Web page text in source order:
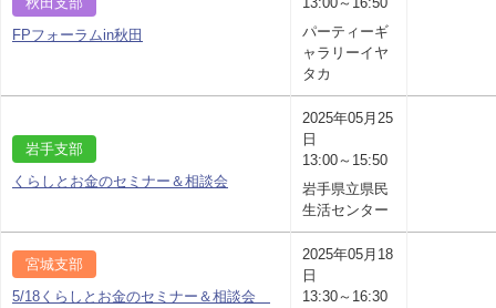
FPフォーラムin秋田
パーティーギ
ャラリーイヤ
タカ
岩手支部
くらしとお金のセミナー＆相談会
2025年05月25
日
13:00～15:50
岩手県立県民
生活センター
宮城支部
5/18くらしとお金のセミナー＆相談会
2025年05月18
日
13:30～16:30